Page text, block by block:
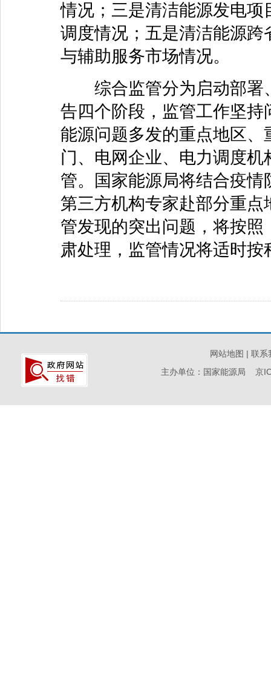
情况；三是清洁能源发电
调度情况；五是清洁能源
与辅助服务市场情况。
综合监管分为启动部署
告四个阶段，监管工作坚
能源问题多发的重点地区
门、电网企业、电力调度
管。国家能源局将结合疫
第三方机构专家赴部分重
管发现的突出问题，将按
肃处理，监管情况将适时按